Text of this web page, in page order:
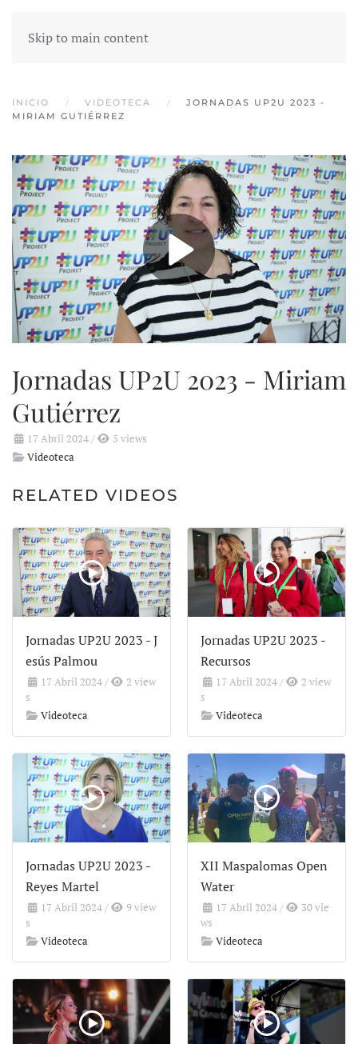
Skip to main content
INICIO VIDEOTECA
JORNADAS UP2U 2023 -
MIRIAM GUTIÉRREZ
Jornadas UP2U 2023 - Miriam
Gutiérrez
17 Abril 2024/
5 views
Videoteca
RELATED VIDEOS
Jornadas UP2U 2023 - J
esús Palmou
17 Abril 2024/
2 view
s
Videoteca
Jornadas UP2U 2023 -
Recursos
17 Abril 2024/
2 view
s
Videoteca
Jornadas UP2U 2023 -
Reyes Martel
17 Abril 2024/
9 view
s
Videoteca
XII Maspalomas Open
Water
17 Abril 2024/
30 vie
ws
Videoteca